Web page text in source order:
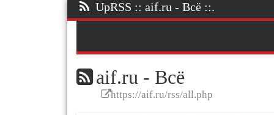
UpRSS :: aif.ru - Всё ::.
aif.ru - Всё
https://aif.ru/rss/all.php